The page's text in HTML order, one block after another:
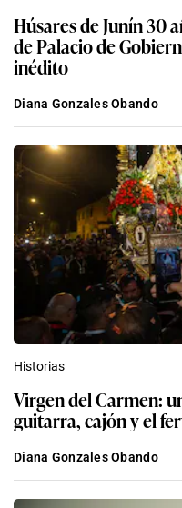
Húsares de Junín 30
de Palacio de
inédito
Diana Gonzales Obando
Historias
Virgen del Carmen:
guitarra, cajón y el
Diana Gonzales Obando